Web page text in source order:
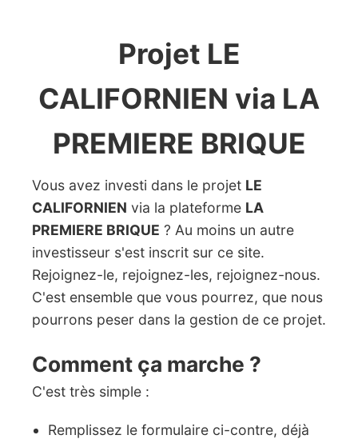
Projet LE
CALIFORNIEN via LA
PREMIERE BRIQUE
Vous avez investi dans le projet LE
CALIFORNIEN via la plateforme LA
PREMIERE BRIQUE ? Au moins un autre
investisseur s'est inscrit sur ce site.
Rejoignez-le, rejoignez-les, rejoignez-nous.
C'est ensemble que vous pourrez, que nous
pourrons peser dans la gestion de ce projet.
Comment ça marche ?
C'est très simple :
Remplissez le formulaire ci-contre, déjà